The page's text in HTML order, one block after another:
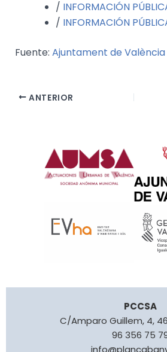
/ INFORMACIÓN
/ INFORMACIÓN
Fuente: Ajuntament de València
ANTERIOR
PCCSA
C/Amparo Guillem, 4,
96 356 75